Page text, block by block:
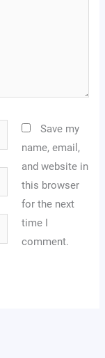
Save my
name, email,
and website in
this browser
for the next
time I
comment.